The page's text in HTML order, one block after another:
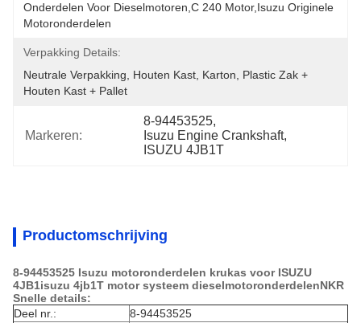
Onderdelen Voor Dieselmotoren,c 240 Motor,isuzu Originele
Motoronderdelen
Verpakking Details:
Neutrale Verpakking, Houten Kast, Karton, Plastic Zak +
Houten Kast + Pallet
Markeren:
8-94453525,
Isuzu Engine Crankshaft,
ISUZU 4JB1T
Productomschrijving
8-94453525 Isuzu motoronderdelen krukas voor ISUZU
4JB1isuzu 4jb1T motor systeem dieselmotoronderdelenNKR
Snelle details:
Deel nr.:
8-94453525